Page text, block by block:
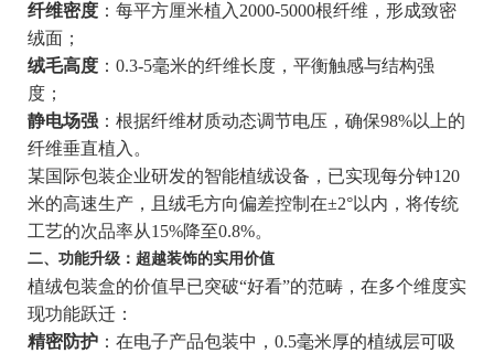
纤维密度：每平方厘米植入2000-5000根纤维，形成致密
绒面；
绒毛高度：0.3-5毫米的纤维长度，平衡触感与结构强
度；
静电场强：根据纤维材质动态调节电压，确保98%以上的
纤维垂直植入。
某国际包装企业研发的智能植绒设备，已实现每分钟120
米的高速生产，且绒毛方向偏差控制在±2°以内，将传统
工艺的次品率从15%降至0.8%。
二、功能升级：超越装饰的实用价值
植绒包装盒的价值早已突破“好看”的范畴，在多个维度实
现功能跃迁：
精密防护：在电子产品包装中，0.5毫米厚的植绒层可吸